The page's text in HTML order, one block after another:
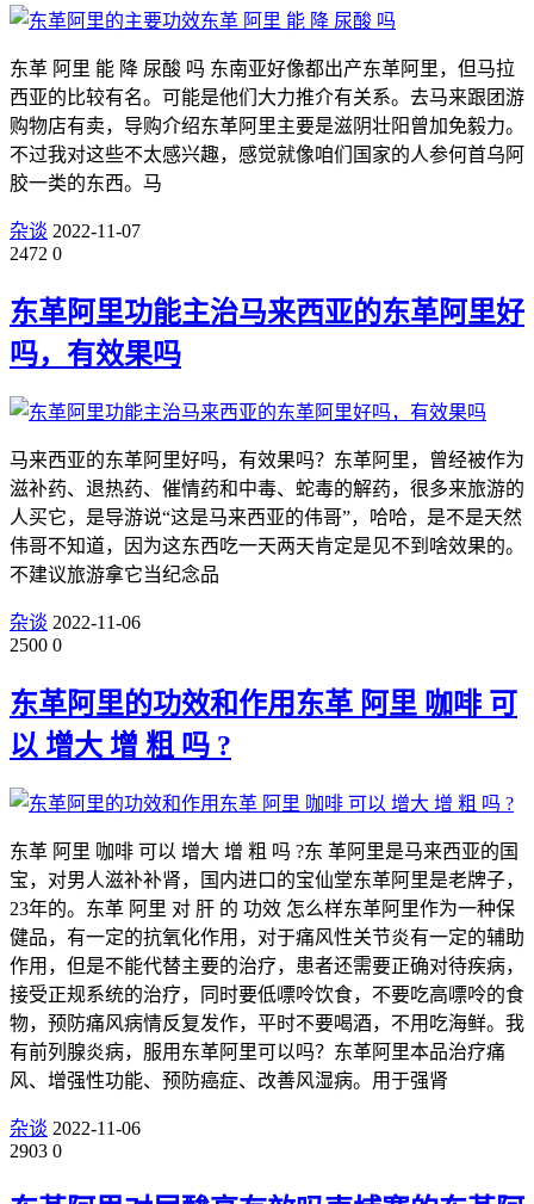
东革 阿里 能 降 尿酸 吗 东南亚好像都出产东革阿里，但马拉
西亚的比较有名。可能是他们大力推介有关系。去马来跟团游
购物店有卖，导购介绍东革阿里主要是滋阴壮阳曾加免毅力。
不过我对这些不太感兴趣，感觉就像咱们国家的人参何首乌阿
胶一类的东西。马
杂谈 2022-11-07
2472 0
东革阿里功能主治马来西亚的东革阿里好
吗，有效果吗
马来西亚的东革阿里好吗，有效果吗？东革阿里，曾经被作为
滋补药、退热药、催情药和中毒、蛇毒的解药，很多来旅游的
人买它，是导游说“这是马来西亚的伟哥”，哈哈，是不是天然
伟哥不知道，因为这东西吃一天两天肯定是见不到啥效果的。
不建议旅游拿它当纪念品
杂谈 2022-11-06
2500 0
东革阿里的功效和作用东革 阿里 咖啡 可
以 增大 增 粗 吗 ?
东革 阿里 咖啡 可以 增大 增 粗 吗 ?东 革阿里是马来西亚的国
宝，对男人滋补补肾，国内进口的宝仙堂东革阿里是老牌子，
23年的。东革 阿里 对 肝 的 功效 怎么样东革阿里作为一种保
健品，有一定的抗氧化作用，对于痛风性关节炎有一定的辅助
作用，但是不能代替主要的治疗，患者还需要正确对待疾病，
接受正规系统的治疗，同时要低嘌呤饮食，不要吃高嘌呤的食
物，预防痛风病情反复发作，平时不要喝酒，不用吃海鲜。我
有前列腺炎病，服用东革阿里可以吗？东革阿里本品治疗痛
风、增强性功能、预防癌症、改善风湿病。用于强肾
杂谈 2022-11-06
2903 0